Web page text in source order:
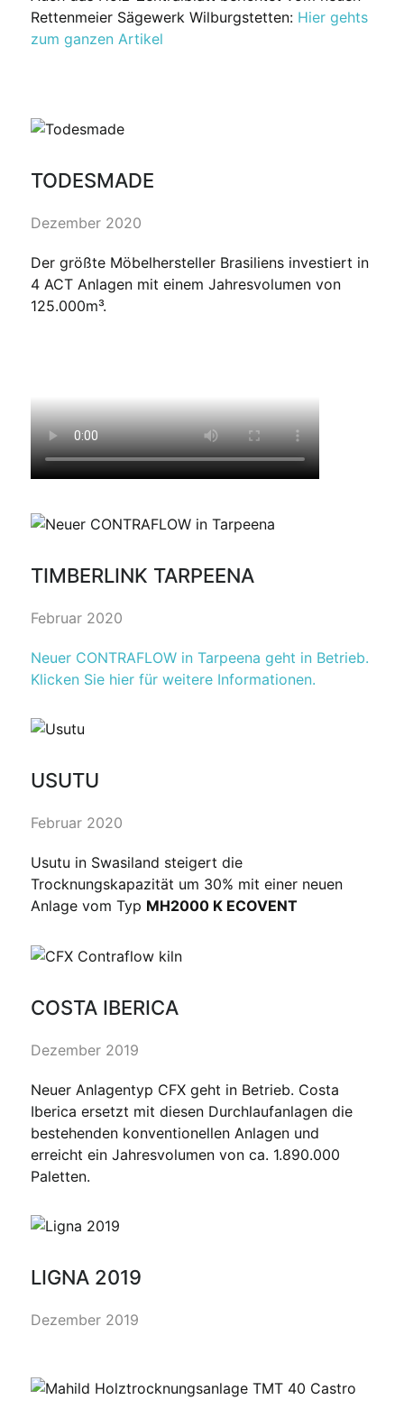
Rettenmeier Sägewerk Wilburgstetten: Hier gehts
zum ganzen Artikel
TODESMADE
Dezember 2020
Der größte Möbelhersteller Brasiliens investiert in
4 ACT Anlagen mit einem Jahresvolumen von
125.000m³.
TIMBERLINK TARPEENA
Februar 2020
Neuer CONTRAFLOW in Tarpeena geht in Betrieb.
Klicken Sie hier für weitere Informationen.
USUTU
Februar 2020
Usutu in Swasiland steigert die
Trocknungskapazität um 30% mit einer neuen
Anlage vom Typ MH2000 K ECOVENT
COSTA IBERICA
Dezember 2019
Neuer Anlagentyp CFX geht in Betrieb. Costa
Iberica ersetzt mit diesen Durchlaufanlagen die
bestehenden konventionellen Anlagen und
erreicht ein Jahresvolumen von ca. 1.890.000
Paletten.
LIGNA 2019
Dezember 2019